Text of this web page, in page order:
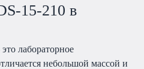
15-210 в
лабораторное
небольшой массой и